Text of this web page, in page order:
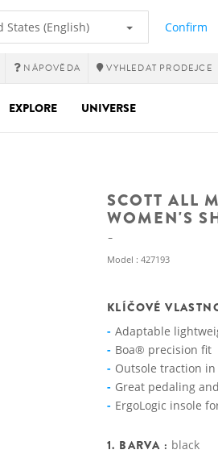
States (English) Confirm
NÁPOVĚDA VYHLEDAT PRODEJCE
EXPLORE UNIVERSE
SCOTT ALL
WOMEN'S
Model : 427193
KLÍČOVÉ
Adaptable
Boa® precision fit
Outsole traction
Great pedaling
ErgoLogic insole
1. BARVA : black